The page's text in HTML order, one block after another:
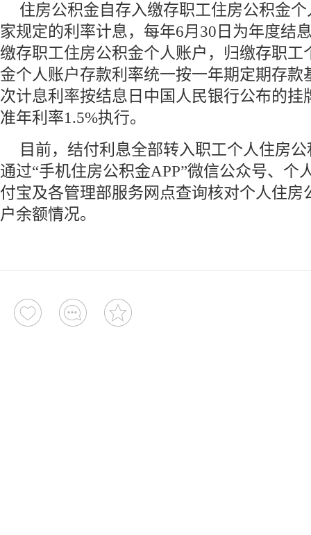
住房公积金自存入缴存职工住房公积金
家规定的利率计息，每年6月30日为年度结
缴存职工住房公积金个人账户，归缴存职工
金个人账户存款利率统一按一年期定期存款
次计息利率按结息日中国人民银行公布的挂
准年利率1.5%执行。
目前，结付利息全部转入职工个人住房
通过“手机住房公积金APP”微信公众号、个
付宝及各管理部服务网点查询核对个人住房
户余额情况。